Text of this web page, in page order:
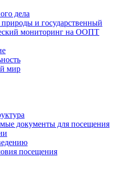
дела
и государственный
мониторинг на ООПТ
мир
документы для посещения
посещения